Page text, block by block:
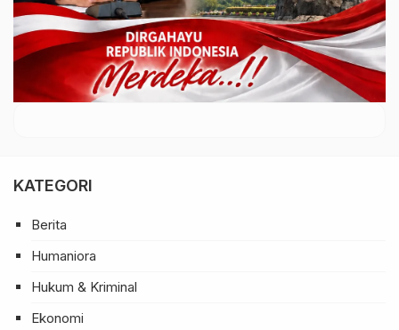
KATEGORI
Berita
Humaniora
Hukum & Kriminal
Ekonomi